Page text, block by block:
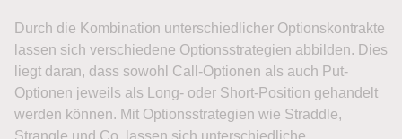
Durch die Kombination unterschiedlicher Optionskontrakte
lassen sich verschiedene Optionsstrategien abbilden. Dies
liegt daran, dass sowohl Call-Optionen als auch Put-
Optionen jeweils als Long- oder Short-Position gehandelt
werden können. Mit Optionsstrategien wie Straddle,
Strangle und Co. lassen sich unterschiedliche